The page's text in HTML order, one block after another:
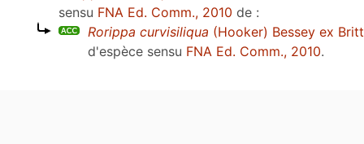
sensu FNA Ed. Comm., 2010 de :
Rorippa curvisiliqua (Hooker) Bessey ex
d'espèce sensu FNA Ed. Comm., 2010.